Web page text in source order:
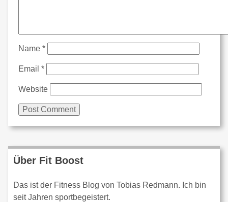
Name *
Email *
Website
Über Fit Boost
Das ist der Fitness Blog von Tobias Redmann. Ich bin
seit Jahren sportbegeistert.